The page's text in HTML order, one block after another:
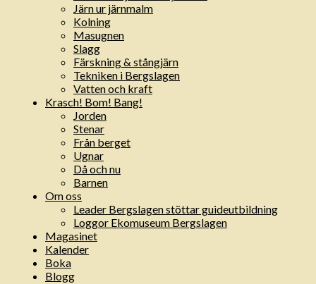
Järn ur järnmalm
Kolning
Masugnen
Slagg
Färskning & stångjärn
Tekniken i Bergslagen
Vatten och kraft
Krasch! Bom! Bang!
Jorden
Stenar
Från berget
Ugnar
Då och nu
Barnen
Om oss
Leader Bergslagen stöttar guideutbildning
Loggor Ekomuseum Bergslagen
Magasinet
Kalender
Boka
Blogg